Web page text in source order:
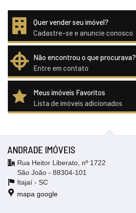
Quer vender seu imóvel?
Cadastre-se e anuncie conosco
Não encontrou o que procurava?
Entre em contato
Meus imóveis Favoritos
Lista de imóveis adicionados
ANDRADE IMÓVEIS
Rua Heitor Liberato, nº 1722
São João - 88304-101
Itajaí - SC
mapa google